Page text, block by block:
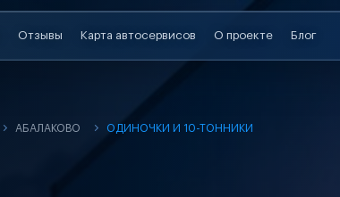
Отзывы Карта автосервисов О проекте Блог
АБАЛАКОВО ОДИНОЧКИ И 10-ТОННИКИ